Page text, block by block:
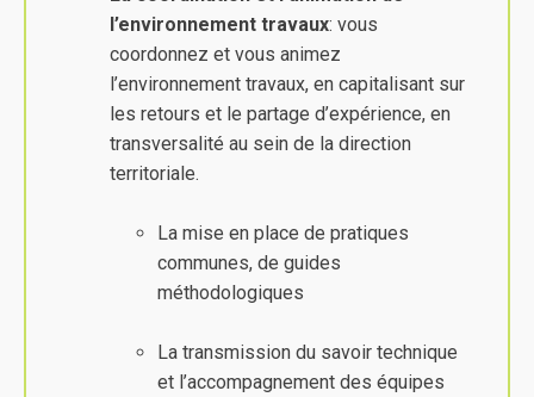
l’environnement travaux: vous
coordonnez et vous animez
l’environnement travaux, en capitalisant sur
les retours et le partage d’expérience, en
transversalité au sein de la direction
territoriale.
La mise en place de pratiques
communes, de guides
méthodologiques
La transmission du savoir technique
et l’accompagnement des équipes